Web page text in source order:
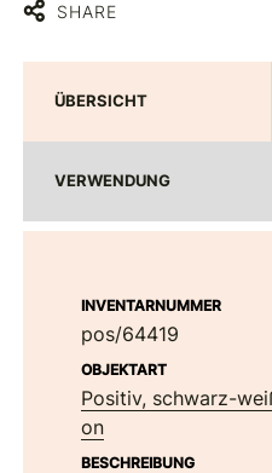
SHARE
ÜBERSICHT
VERWENDUNG
INVENTARNUMMER
pos/64419
OBJEKTART
Positiv, schwarz-
on
BESCHREIBUNG